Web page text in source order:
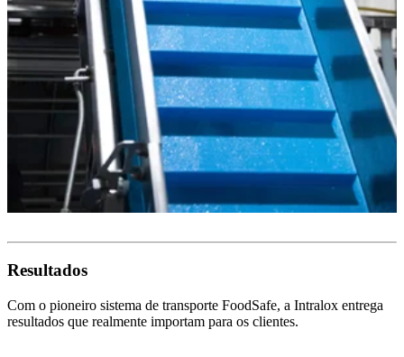
Resultados
Com o pioneiro sistema de transporte FoodSafe, a Intralox entrega
resultados que realmente importam para os clientes.